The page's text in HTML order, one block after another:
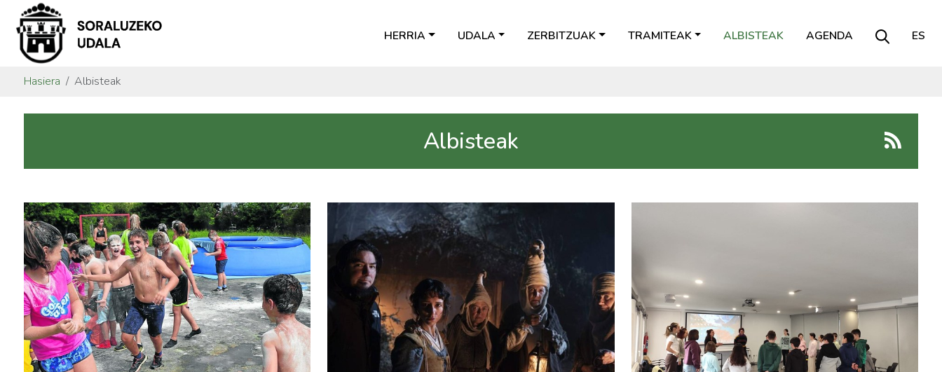
HERRIA UDALA ZERBITZUAK TRAMITEAK ALBISTEAK AGENDA ES
Hasiera Albisteak
Albisteak